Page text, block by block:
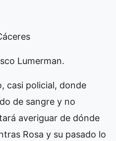
Lumerman.
casi policial, donde
de sangre y no
averiguar de dónde
Rosa y su pasado lo